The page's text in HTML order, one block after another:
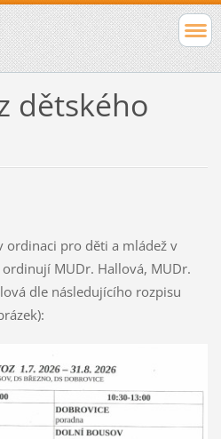
dětského
ordinaci pro děti a mládež v
MUDr. Hallová, MUDr.
dle následujícího rozpisu